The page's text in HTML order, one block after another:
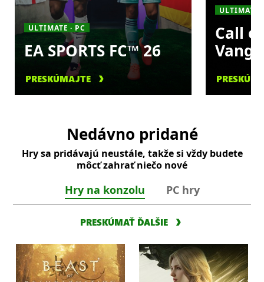
ULTIMATE · PC
EA SPORTS FC™ 26
PRESKÚMAJTE
ULTIMATE
Call
Nedávno pridané
Hry sa pridávajú neustále, takže si vždy budete
môcť zahrať niečo nové
Hry na konzolu PC hry
PRESKÚMAŤ ĎALŠIE